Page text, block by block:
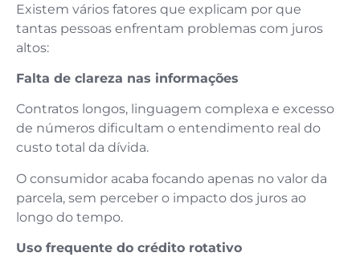
Existem vários fatores que explicam por que
tantas pessoas enfrentam problemas com juros
altos:
Falta de clareza nas informações
Contratos longos, linguagem complexa e excesso
de números dificultam o entendimento real do
custo total da dívida.
O consumidor acaba focando apenas no valor da
parcela, sem perceber o impacto dos juros ao
longo do tempo.
Uso frequente do crédito rotativo